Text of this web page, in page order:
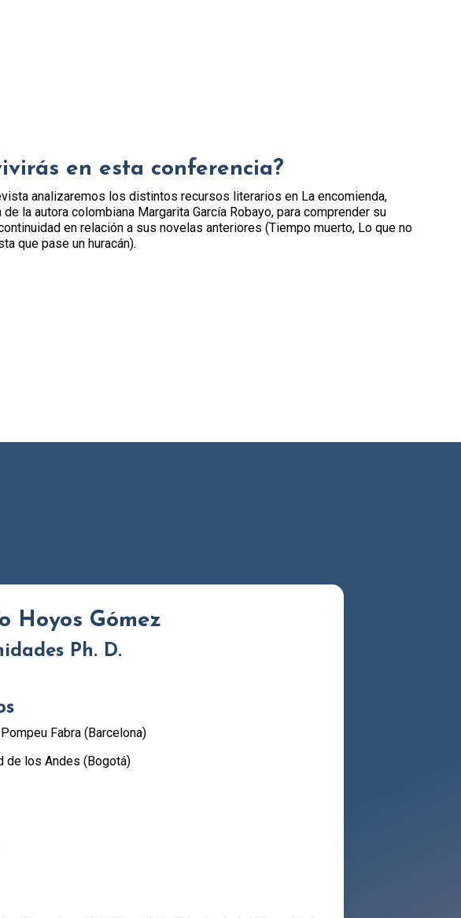
en esta conferencia?
analizaremos los distintos recursos literarios en La encomienda,
la autora colombiana Margarita García Robayo, para comprender su
en relación a sus novelas anteriores (Tiempo muerto, Lo que no
que pase un huracán).
Hoyos Gómez
Ph. D.
Fabra (Barcelona)
de los Andes (Bogotá)